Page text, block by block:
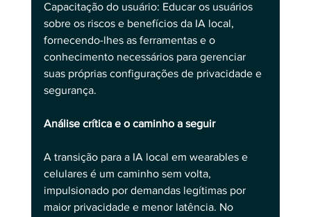
Capacitação do usuário: Educar os usuários
sobre os riscos e benefícios da IA local,
fornecendo-lhes as ferramentas e o
conhecimento necessários para gerenciar
suas próprias configurações de privacidade e
segurança.
Análise crítica e o caminho a seguir
A transição para a IA local em wearables e
celulares é um caminho sem volta,
impulsionado por demandas legítimas por
maior privacidade e menor latência. No